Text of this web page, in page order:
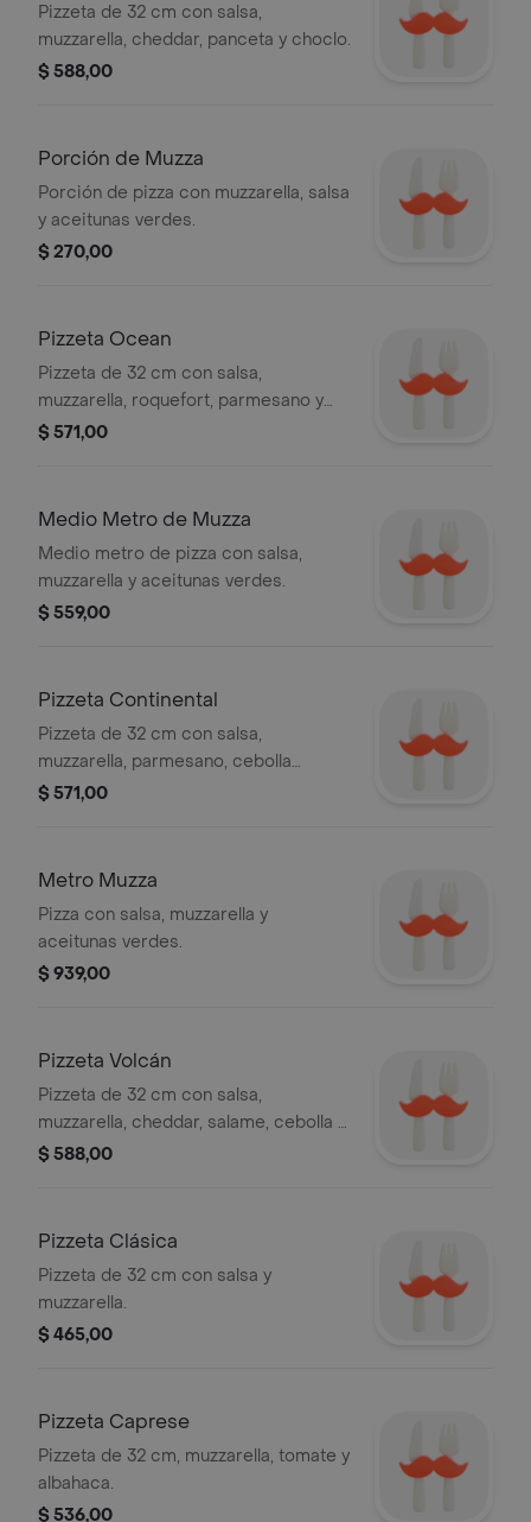
Pizzeta de 32 cm con salsa,
muzzarella, cheddar, panceta y choclo.
$ 588,00
Porción de Muzza
Porción de pizza con muzzarella, salsa
y aceitunas verdes.
$ 270,00
Pizzeta Ocean
Pizzeta de 32 cm con salsa,
muzzarella, roquefort, parmesano y
cheddar.
$ 571,00
Medio Metro de Muzza
Medio metro de pizza con salsa,
muzzarella y aceitunas verdes.
$ 559,00
Pizzeta Continental
Pizzeta de 32 cm con salsa,
muzzarella, parmesano, cebolla
caramelizada y albahaca.
$ 571,00
Metro Muzza
Pizza con salsa, muzzarella y
aceitunas verdes.
$ 939,00
Pizzeta Volcán
Pizzeta de 32 cm con salsa,
muzzarella, cheddar, salame, cebolla y
morrón.
$ 588,00
Pizzeta Clásica
Pizzeta de 32 cm con salsa y
muzzarella.
$ 465,00
Pizzeta Caprese
Pizzeta de 32 cm, muzzarella, tomate y
albahaca.
$ 536,00